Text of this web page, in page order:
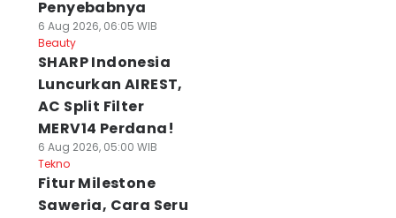
Penyebabnya
6 Aug 2026, 06:05 WIB
Beauty
SHARP Indonesia
Luncurkan AIREST,
AC Split Filter
MERV14 Perdana!
6 Aug 2026, 05:00 WIB
Tekno
Fitur Milestone
Saweria, Cara Seru